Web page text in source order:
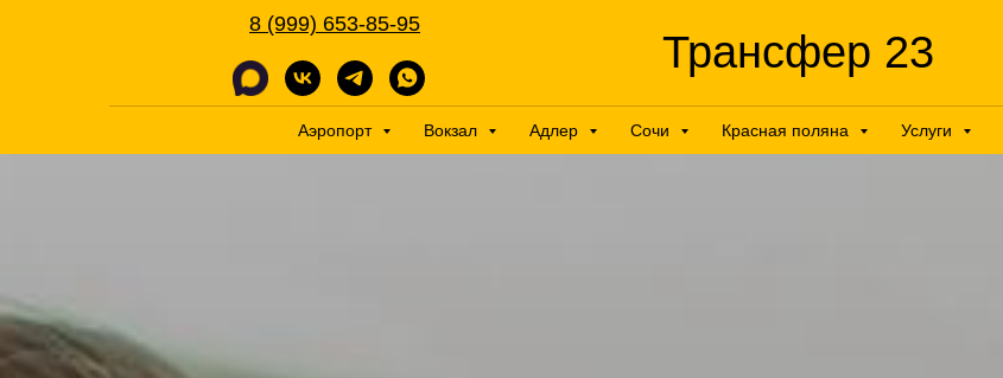
Трансфер 23
8 (999) 653-85-95
Аэропорт Вокзал Адлер Сочи Красная поляна Услуги